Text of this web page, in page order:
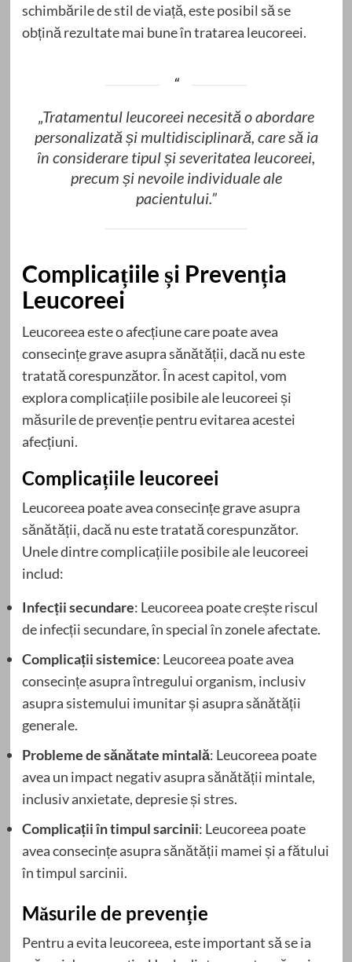
schimbările de stil de viață, este posibil să se
obțină rezultate mai bune în tratarea leucoreei.
„Tratamentul leucoreei necesită o abordare
personalizată și multidisciplinară, care să ia
în considerare tipul și severitatea leucoreei,
precum și nevoile individuale ale
pacientului.”
Complicațiile și Prevenția
Leucoreei
Leucoreea este o afecțiune care poate avea
consecințe grave asupra sănătății, dacă nu este
tratată corespunzător. În acest capitol, vom
explora complicațiile posibile ale leucoreei și
măsurile de prevenție pentru evitarea acestei
afecțiuni.
Complicațiile leucoreei
Leucoreea poate avea consecințe grave asupra
sănătății, dacă nu este tratată corespunzător.
Unele dintre complicațiile posibile ale leucoreei
includ:
Infecții secundare: Leucoreea poate crește riscul
de infecții secundare, în special în zonele afectate.
Complicații sistemice: Leucoreea poate avea
consecințe asupra întregului organism, inclusiv
asupra sistemului imunitar și asupra sănătății
generale.
Probleme de sănătate mintală: Leucoreea poate
avea un impact negativ asupra sănătății mintale,
inclusiv anxietate, depresie și stres.
Complicații în timpul sarcinii: Leucoreea poate
avea consecințe asupra sănătății mamei și a fătului
în timpul sarcinii.
Măsurile de prevenție
Pentru a evita leucoreea, este important să se ia